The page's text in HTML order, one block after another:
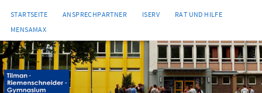
Inhalt
springen
STARTSEITE ANSPRECHPARTNER ISERV
RAT UND HILFE
MENSAMAX